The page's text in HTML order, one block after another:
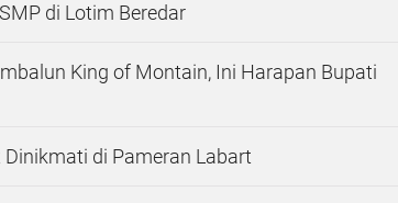
di Lotim Beredar
King of Montain, Ini Harapan Bupati
Dinikmati di Pameran Labart